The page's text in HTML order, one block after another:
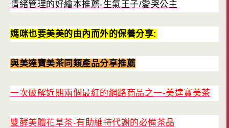
情緒管理的好繪本推薦-生氣王子/愛哭公主
媽咪也要美美的由內而外的保養分享:
與美達寶美茶同類產品分享推薦
一次破解近期兩個最紅的網路商品之一-美達寶美茶
雙酵美體花草茶-有助維持代謝的必備茶品